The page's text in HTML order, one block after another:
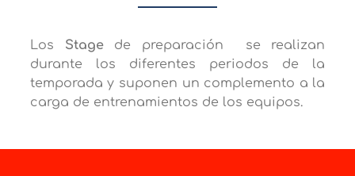
Los Stagede preparación se realizan
durante los diferentes periodos de la
temporada y suponen un complemento a la
carga de entrenamientos de los equipos.